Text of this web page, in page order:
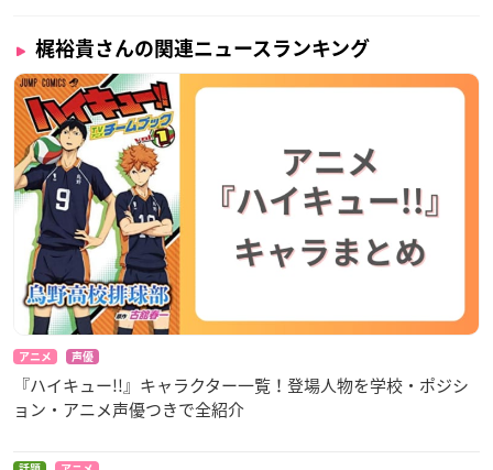
梶裕貴さんの関連ニュースランキング
アニメ 声優
『ハイキュー!!』キャラクター一覧！登場人物を学校・ポジシ
ョン・アニメ声優つきで全紹介